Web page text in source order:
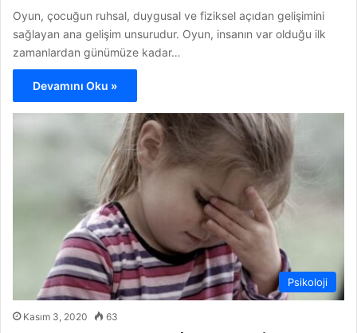
Oyun, çocuğun ruhsal, duygusal ve fiziksel açıdan gelişimini
sağlayan ana gelişim unsurudur. Oyun, insanın var olduğu ilk
zamanlardan günümüze kadar…
Devamını Oku »
Psikoloji
Kasım 3, 2020 63